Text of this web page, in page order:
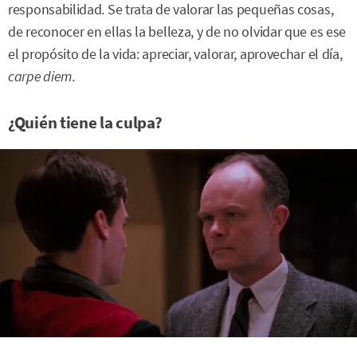
responsabilidad. Se trata de valorar las pequeñas cosas,
de reconocer en ellas la belleza, y de no olvidar que es ese
el propósito de la vida: apreciar, valorar, aprovechar el día,
carpe diem.
¿Quién tiene la culpa?